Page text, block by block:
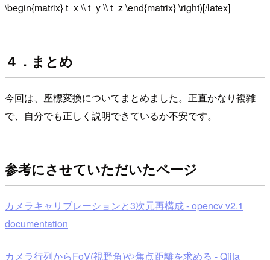
\begin{matrix} t_x \\ t_y \\ t_z \end{matrix} \right)[/latex]
４．まとめ
今回は、座標変換についてまとめました。正直かなり複雑
で、自分でも正しく説明できているか不安です。
参考にさせていただいたページ
カメラキャリブレーションと3次元再構成 - opencv v2.1
documentation
カメラ行列からFoV(視野角)や焦点距離を求める - Qiita